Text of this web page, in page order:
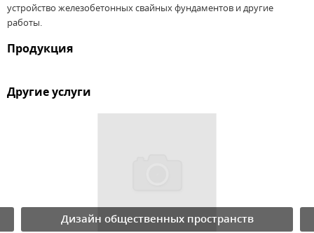
устройство железобетонных свайных фундаментов и другие
работы.
Продукция
Другие услуги
Дизайн общественных пространств